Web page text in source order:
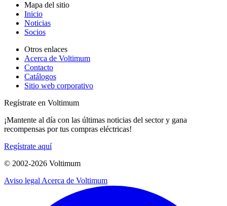
Mapa del sitio
Inicio
Noticias
Socios
Otros enlaces
Acerca de Voltimum
Contacto
Catálogos
Sitio web corporativo
Regístrate en Voltimum
¡Mantente al día con las últimas noticias del sector y gana
recompensas por tus compras eléctricas!
Regístrate aquí
© 2002-2026 Voltimum
Aviso legal Acerca de Voltimum